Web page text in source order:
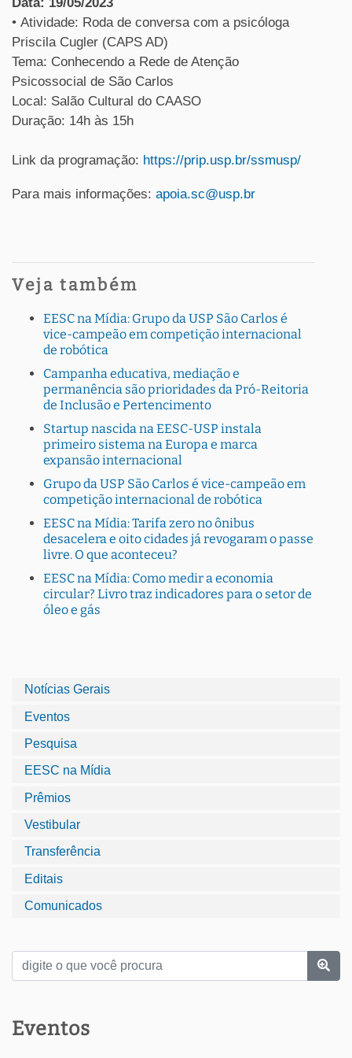
• Atividade: Roda de conversa com a psicóloga
Priscila Cugler (CAPS AD)
Tema: Conhecendo a Rede de Atenção
Psicossocial de São Carlos
Local: Salão Cultural do CAASO
Duração: 14h às 15h
Link da programação: https://prip.usp.br/ssmusp/
Para mais informações: apoia.sc@usp.br
Veja também
EESC na Mídia: Grupo da USP São Carlos é
vice-campeão em competição internacional
de robótica
Campanha educativa, mediação e
permanência são prioridades da Pró-Reitoria
de Inclusão e Pertencimento
Startup nascida na EESC-USP instala
primeiro sistema na Europa e marca
expansão internacional
Grupo da USP São Carlos é vice-campeão em
competição internacional de robótica
EESC na Mídia: Tarifa zero no ônibus
desacelera e oito cidades já revogaram o passe
livre. O que aconteceu?
EESC na Mídia: Como medir a economia
circular? Livro traz indicadores para o setor de
óleo e gás
Notícias Gerais
Eventos
Pesquisa
EESC na Mídia
Prêmios
Vestibular
Transferência
Editais
Comunicados
Eventos